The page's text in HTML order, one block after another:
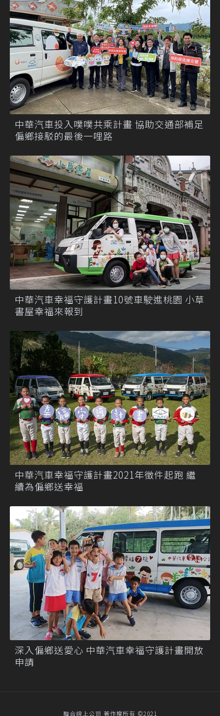
中華汽車投入噗噗共乘計畫 協助交通部補足
偏鄉接駁的最後一哩路
中華汽車幸福守護計畫10號車駛進桃園 小草
書屋幸福來報到
中華汽車幸福守護計畫2021年徵件起跑 繼
續為偏鄉送幸福
深入偏鄉送愛心 中華汽車幸福守護計畫開放
申請
聯合線上公司 著作權所有 ©2021